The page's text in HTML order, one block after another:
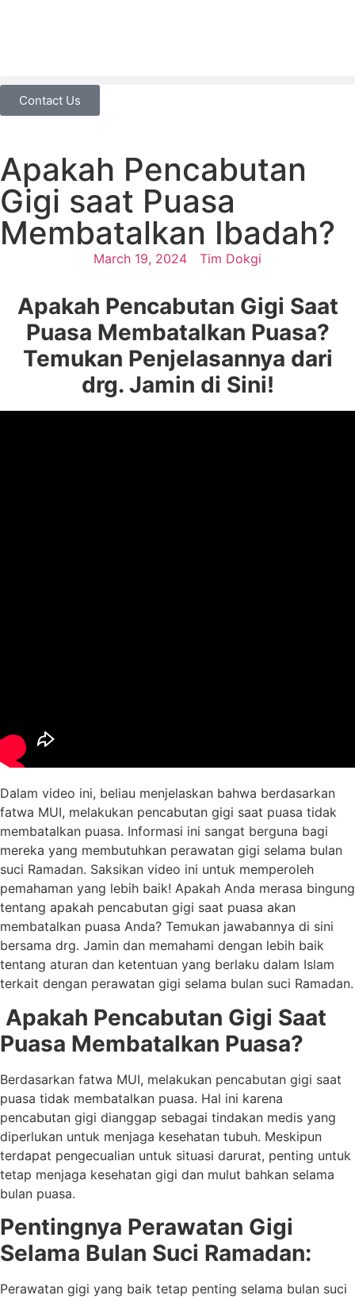
Contact Us
Apakah Pencabutan
Gigi saat Puasa
Membatalkan Ibadah?
March 19, 2024 Tim Dokgi
Apakah Pencabutan Gigi Saat
Puasa Membatalkan Puasa?
Temukan Penjelasannya dari
drg. Jamin di Sini!
Dalam video ini, beliau menjelaskan bahwa berdasarkan
fatwa MUI, melakukan pencabutan gigi saat puasa tidak
membatalkan puasa. Informasi ini sangat berguna bagi
mereka yang membutuhkan perawatan gigi selama bulan
suci Ramadan. Saksikan video ini untuk memperoleh
pemahaman yang lebih baik! Apakah Anda merasa bingung
tentang apakah pencabutan gigi saat puasa akan
membatalkan puasa Anda? Temukan jawabannya di sini
bersama drg. Jamin dan memahami dengan lebih baik
tentang aturan dan ketentuan yang berlaku dalam Islam
terkait dengan perawatan gigi selama bulan suci Ramadan.
Apakah Pencabutan Gigi Saat
Puasa Membatalkan Puasa?
Berdasarkan fatwa MUI, melakukan pencabutan gigi saat
puasa tidak membatalkan puasa. Hal ini karena
pencabutan gigi dianggap sebagai tindakan medis yang
diperlukan untuk menjaga kesehatan tubuh. Meskipun
terdapat pengecualian untuk situasi darurat, penting untuk
tetap menjaga kesehatan gigi dan mulut bahkan selama
bulan puasa.
Pentingnya Perawatan Gigi
Selama Bulan Suci Ramadan:
Perawatan gigi yang baik tetap penting selama bulan suci